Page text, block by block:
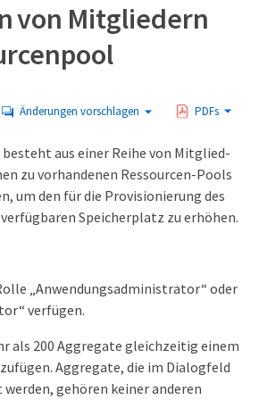
von Mitgliedern
Änderungen vorschlagen PDFs
aus einer Reihe von Mitglied-
zu vorhandenen Ressourcen-Pools
um den für die Provisionierung des
Speicherplatz zu erhöhen.
„Anwendungsadministrator“ oder
verfügen.
als 200 Aggregate gleichzeitig einem
Aggregate, die im Dialogfeld
gehören keiner anderen